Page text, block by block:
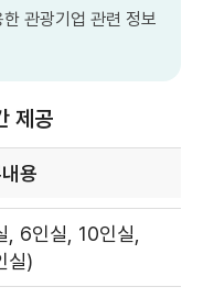
관광기업 관련 정보
제공
용
6인실, 10인실,
실)